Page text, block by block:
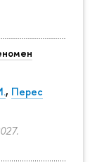
, Перес